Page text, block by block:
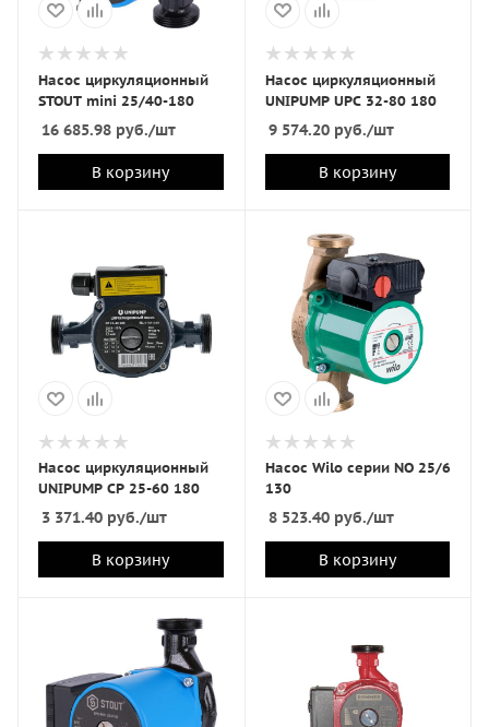
Насос циркуляционный
STOUT mini 25/40-180
16 685.98 руб./шт
В корзину
Насос циркуляционный
UNIPUMP UPC 32-80 180
9 574.20руб./шт
В корзину
Насос циркуляционный
UNIPUMP CP 25-60 180
3 371.40 руб./шт
В корзину
Насос Wilo серии NO 25/6
130
8 523.40руб./шт
В корзину